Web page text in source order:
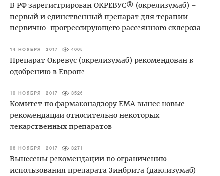
В РФ зарегистрирован ОКРЕВУС® (окрелизумаб) –
первый и единственный препарат для терапии
первично-прогрессирующего рассеянного склероза
14 НОЯБРЯ 2017 4005
Препарат Окревус (окрелизумаб) рекомендован к
одобрению в Европе
10 НОЯБРЯ 2017 3526
Комитет по фармаконадзору ЕМА вынес новые
рекомендации относительно некоторых
лекарственных препаратов
06 НОЯБРЯ 2017 3271
Вынесены рекомендации по ограничению
использования препарата Зинбрита (даклизумаб)